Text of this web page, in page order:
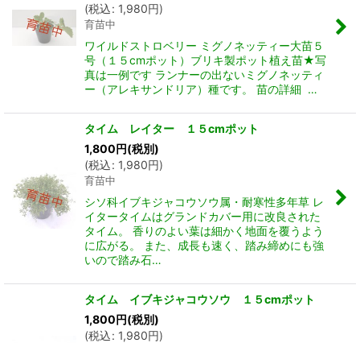
(税込: 1,980円)
育苗中
ワイルドストロベリー ミグノネッティー大苗５
号（１５cmポット）ブリキ製ポット植え苗★写
真は一例です ランナーの出ないミグノネッティ
ー（アレキサンドリア）種です。 苗の詳細 …
タイム レイター １５cmポット
1,800円(税別)
(税込: 1,980円)
育苗中
シソ科イブキジャコウソウ属・耐寒性多年草 レ
イタータイムはグランドカバー用に改良された
タイム。 香りのよい葉は細かく地面を覆うよう
に広がる。 また、成長も速く、踏み締めにも強
いので踏み石…
タイム イブキジャコウソウ １５cmポット
1,800円(税別)
(税込: 1,980円)